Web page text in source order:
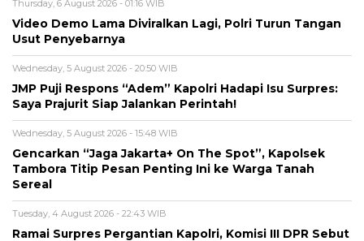
Thursday, 6 August 2026 - 01:16 WIB
Video Demo Lama Diviralkan Lagi, Polri Turun Tangan
Usut Penyebarnya
Wednesday, 5 August 2026 - 20:50 WIB
JMP Puji Respons “Adem” Kapolri Hadapi Isu Surpres:
Saya Prajurit Siap Jalankan Perintah!
Wednesday, 5 August 2026 - 15:48 WIB
Gencarkan “Jaga Jakarta+ On The Spot”, Kapolsek
Tambora Titip Pesan Penting Ini ke Warga Tanah
Sereal
Tuesday, 4 August 2026 - 22:43 WIB
Ramai Surpres Pergantian Kapolri, Komisi III DPR Sebut